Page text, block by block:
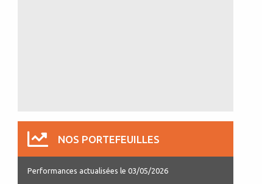
NOS PORTEFEUILLES
Performances actualisées le 03/05/2026